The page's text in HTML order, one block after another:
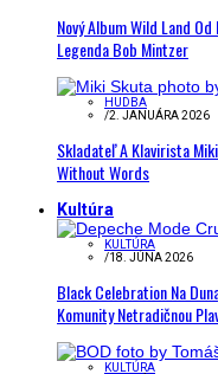
Nový Album Wild Land
Legenda Bob Mintzer
HUDBA
/2. JANUÁRA 2026
Skladateľ A Klavirista
Without Words
Kultúra
KULTÚRA
/18. JÚNA 2026
Black Celebration Na
Komunity Netradičnou
KULTÚRA